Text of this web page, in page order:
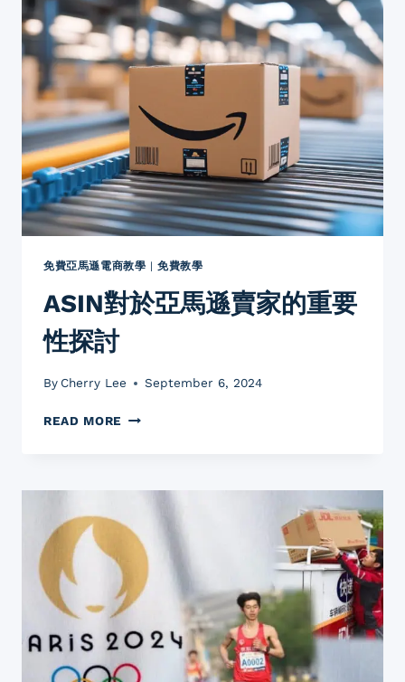
全
面
解
讀：
您
的
商
品
身
份
證
免費亞馬遜電商教學 |免費教學
ASIN對於亞馬遜賣家的重要
性探討
By Cherry Lee September 6, 2024
READ MORE ASIN
賣
的
重
要
探
討